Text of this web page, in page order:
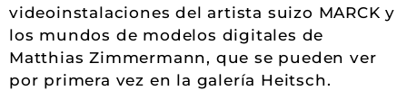
videoinstalaciones del artista suizo MARCK y
los mundos de modelos digitales de
Matthias Zimmermann, que se pueden ver
por primera vez en la galería Heitsch.